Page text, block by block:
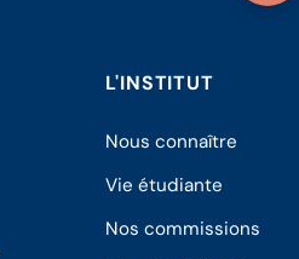
L'INSTITUT
Nous connaître
Vie étudiante
Nos commissions